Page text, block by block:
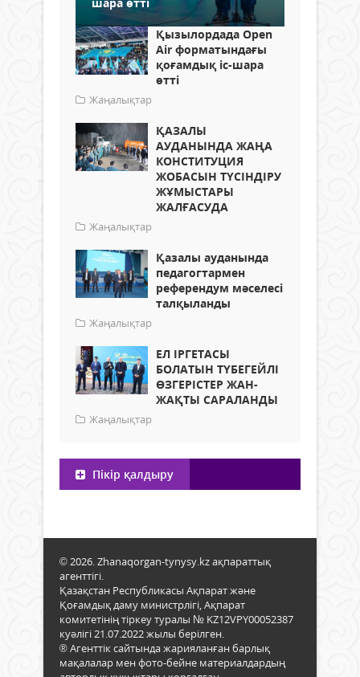
шара өтті
Қызылордада Open
Air форматындағы
қоғамдық іс-шара
өтті
Жаңалықтар
ҚАЗАЛЫ
АУДАНЫНДА ЖАҢА
КОНСТИТУЦИЯ
ЖОБАСЫН ТҮСІНДІРУ
ЖҰМЫСТАРЫ
ЖАЛҒАСУДА
Жаңалықтар
Қазалы ауданында
педагогтармен
референдум мәселесі
талқыланды
Жаңалықтар
ЕЛ ІРГЕТАСЫ
БОЛАТЫН ТҮБЕГЕЙЛІ
ӨЗГЕРІСТЕР ЖАН-
ЖАҚТЫ САРАЛАНДЫ
Жаңалықтар
Пікір қалдыру
© 2026. Zhanaqorgan-tynysy.kz ақпараттық
агенттігі.
Қазақстан Республикасы Ақпарат және
Қоғамдық даму министрлігі, Ақпарат
комитетінің тіркеу туралы № KZ12VPY00052387
куәлігі 21.07.2022 жылы берілген.
® Агенттік сайтында жарияланған барлық
мақалалар мен фото-бейне материалдардың